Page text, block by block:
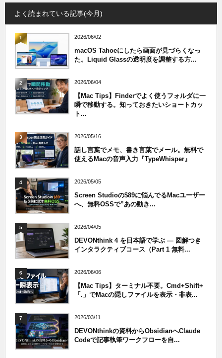
よく読まれている記事(今月)
1 2026/06/02
macOS Tahoeにしたら画面が見づらくなっ
た。Liquid Glassの透明度を調整する方...
2 2026/06/04
【Mac Tips】Finderでよく使うフォルダに一
瞬で移動する。知っておきたいショートカッ
ト...
3 2026/05/16
話し言葉でメモ、書き言葉でメール。無料で
使えるMacの音声入力『TypeWhisper』
4 2026/05/05
Screen Studioの$89に悩んでるMacユーザー
へ、無料OSSで”あの動き...
5 2026/04/05
DEVONthink 4 を日本語で学ぶ — 図解つき
インタラクティブコース（Part 1 無料...
6 2026/06/06
【Mac Tips】ターミナル不要。Cmd+Shift+
「.」でMacの隠しファイルを表示・非表...
7 2026/03/11
DEVONthinkの資料からObsidianへClaude
Codeで記事執筆ワークフローを自...